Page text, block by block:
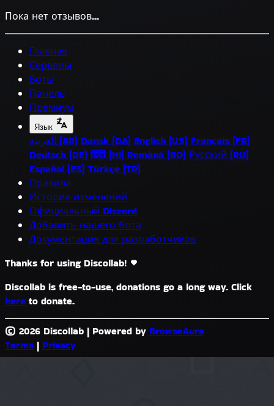
Пока нет отзывов...
Главная
Серверы
Боты
Панель
Премиум
Язык
العربية (AR) Dansk (DA) English (US) Français (FR)
Deutsch (DE) हिंदी (HI) Română (RO) Русский (RU)
Español (ES) Türkçe (TR)
Правила
История изменений
Официальный Discord
Добавить нашего бота
Документация для разработчиков
Thanks for using Discollab!
Discollab is free-to-use, donations go a long way. Click
here to donate.
© 2026 Discollab | Powered by BrowseAura
Terms | Privacy